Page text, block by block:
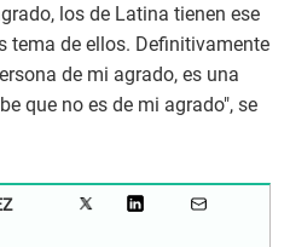
los de Latina tienen ese
tema de ellos. Definitivamente
de mi agrado, es una
que no es de mi agrado", se